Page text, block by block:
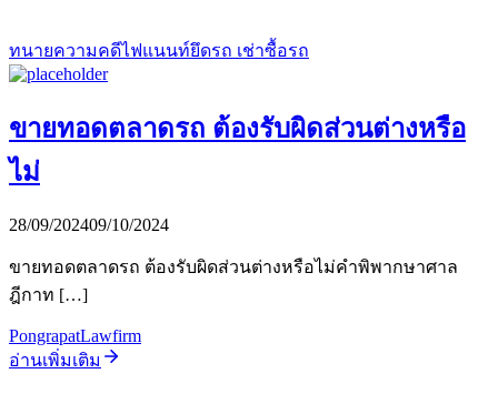
ทนายความคดีไฟแนนท์ยึดรถ เช่าซื้อรถ
ขายทอดตลาดรถ ต้องรับผิดส่วนต่างหรือ
ไม่
28/09/202409/10/2024
ขายทอดตลาดรถ ต้องรับผิดส่วนต่างหรือไม่คำพิพากษาศาล
ฎีกาท […]
PongrapatLawfirm
อ่านเพิ่มเติม